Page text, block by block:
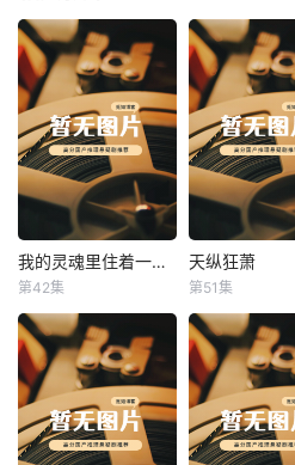
我的灵魂里住着一条龙 我的灵魂里住着一条龙
第42集
天纵狂萧
天纵狂萧
第51集